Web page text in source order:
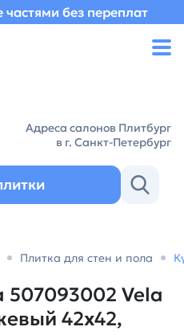
без переплат
Адреса салонов Плитбург
в г. Санкт-Петербург
Плитка для стен и пола
507093002 Vela
42х42,